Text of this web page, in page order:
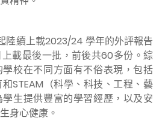
陸續上載2023/24 學年的外評報告
載最後一批，前後共60多份。綜
校在不同方面有不俗表現，包括
和STEAM （科學、科技、工程、藝
生提供豐富的學習經歷，以及安
身心健康。